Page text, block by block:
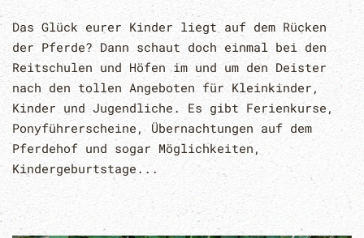
Das Glück eurer Kinder liegt auf dem Rücken
der Pferde? Dann schaut doch einmal bei den
Reitschulen und Höfen im und um den Deister
nach den tollen Angeboten für Kleinkinder,
Kinder und Jugendliche. Es gibt Ferienkurse,
Ponyführerscheine, Übernachtungen auf dem
Pferdehof und sogar Möglichkeiten,
Kindergeburtstage...